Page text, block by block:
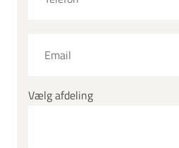
Vælg afdeling